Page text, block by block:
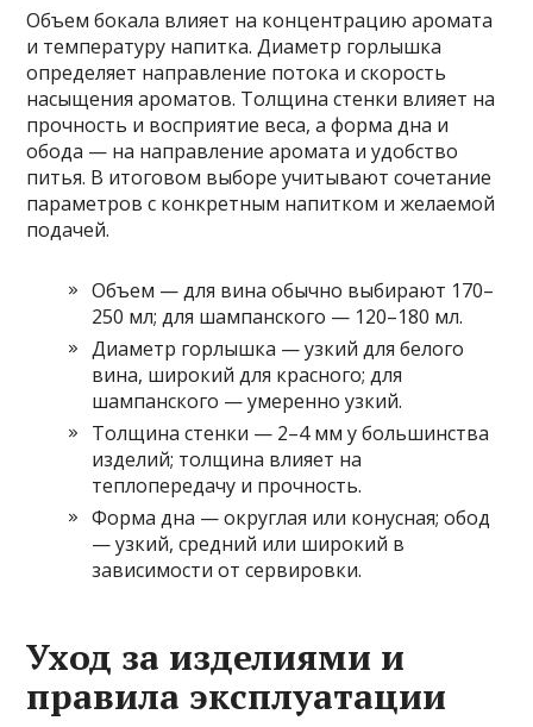
Объем бокала влияет на концентрацию аромата
и температуру напитка. Диаметр горлышка
определяет направление потока и скорость
насыщения ароматов. Толщина стенки влияет на
прочность и восприятие веса, а форма дна и
обода — на направление аромата и удобство
питья. В итоговом выборе учитывают сочетание
параметров с конкретным напитком и желаемой
подачей.
Объем — для вина обычно выбирают 170–
250 мл; для шампанского — 120–180 мл.
Диаметр горлышка — узкий для белого
вина, широкий для красного; для
шампанского — умеренно узкий.
Толщина стенки — 2–4 мм у большинства
изделий; толщина влияет на
теплопередачу и прочность.
Форма дна — округлая или конусная; обод
— узкий, средний или широкий в
зависимости от сервировки.
Уход за изделиями и
правила эксплуатации